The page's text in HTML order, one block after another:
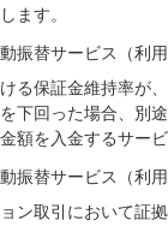
ます。
振替サービス（利用
る保証金維持率が
下回った場合、別
額を入金するサービ
振替サービス（利用
ン取引において証